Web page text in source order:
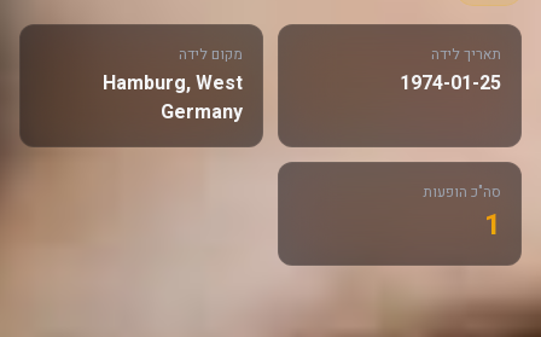
תאריך לידה
1974-01-25
מקום לידה
Hamburg, West
Germany
סה"כ הופעות
1